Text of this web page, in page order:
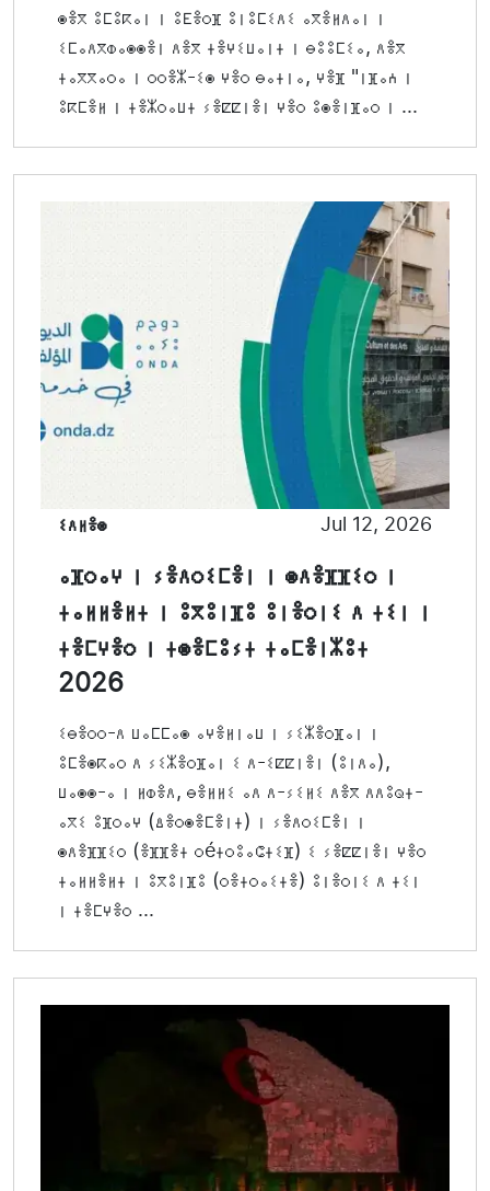
ⵙⴻⴳ ⵓⵎⵓⴽⴰⵏ ⵏ ⵓⴹⴻⵔⴼ ⵓⵏⵓⵎⵉⴷⵉ ⴰⴳⴻⵍⴷⴰⵏ ⵏ
ⵉⵎⴰⴷⴳⵀⴰⵙⵙⴻⵏ ⴷⴻⴳ ⵜⴻⵖⵉⵡⴰⵏⵜ ⵏ ⴱⵓⵓⵎⵉⴰ, ⴷⴻⴳ
ⵜⴰⴳⴳⴰⵔⴰ ⵏ ⵔⵔⴻⵣ-ⵉⵙ ⵖⴻⵔ ⴱⴰⵜⵏⴰ, ⵖⴻⴼ "ⵏⴼⴰⵄ ⵏ
ⵓⴽⵎⴻⵍ ⵏ ⵜⴻⵣⵔⴰⵡⵜ ⵢⴻⵇⵇⵏⴻⵏ ⵖⴻⵔ ⵓⵙⴻⵏⴼⴰⵔ ⵏ ...
ⵉⴷⵍⴻⵙ Jul 12, 2026
ⴰⴼⵔⴰⵖ ⵏ ⵢⴻⴷⵔⵉⵎⴻⵏ ⵏ ⵙⴷⴻⴼⴼⵉⵔ ⵏ
ⵜⴰⵍⵍⴻⵍⵜ ⵏ ⵓⴳⵓⵏⴼⵓ ⵓⵏⴻⵔⵏⵉ ⴷ ⵜⵉⵏ ⵏ
ⵜⴻⵎⵖⴻⵔ ⵏ ⵜⵙⴻⵎⵓⵢⵜ ⵜⴰⵎⴻⵏⵣⵓⵜ
2026
ⵉⴱⴻⵔⵔ-ⴷ ⵡⴰⵎⵎⴰⵙ ⴰⵖⴻⵍⵏⴰⵡ ⵏ ⵢⵉⵣⴻⵔⴼⴰⵏ ⵏ
ⵓⵎⴻⵙⴽⴰⵔ ⴷ ⵢⵉⵣⴻⵔⴼⴰⵏ ⵉ ⴷ-ⵉⵇⵇⵏⴻⵏ (ⵓⵏⴷⴰ),
ⵡⴰⵙⵙ-ⴰ ⵏ ⵍⵀⴻⴷ, ⴱⴻⵍⵍⵉ ⴰⴷ ⴷ-ⵢⵉⵍⵉ ⴷⴻⴳ ⴷⴷⵓⵕⵜ-
ⴰⴳⵉ ⵓⴼⵔⴰⵖ (ⵠⴻⵔⵙⴻⵎⴻⵏⵜ) ⵏ ⵢⴻⴷⵔⵉⵎⴻⵏ ⵏ
ⵙⴷⴻⴼⴼⵉⵔ (ⴻⴼⴼⴻⵜ ⵔéⵜⵔⵓⴰⵛⵜⵉⴼ) ⵉ ⵢⴻⵇⵇⵏⴻⵏ ⵖⴻⵔ
ⵜⴰⵍⵍⴻⵍⵜ ⵏ ⵓⴳⵓⵏⴼⵓ (ⵔⴻⵜⵔⴰⵉⵜⴻ) ⵓⵏⴻⵔⵏⵉ ⴷ ⵜⵉⵏ
ⵏ ⵜⴻⵎⵖⴻⵔ ...